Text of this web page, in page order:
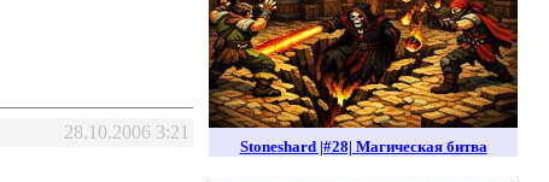
28.10.2006 3:21
Stoneshard |#28| Магическая битва